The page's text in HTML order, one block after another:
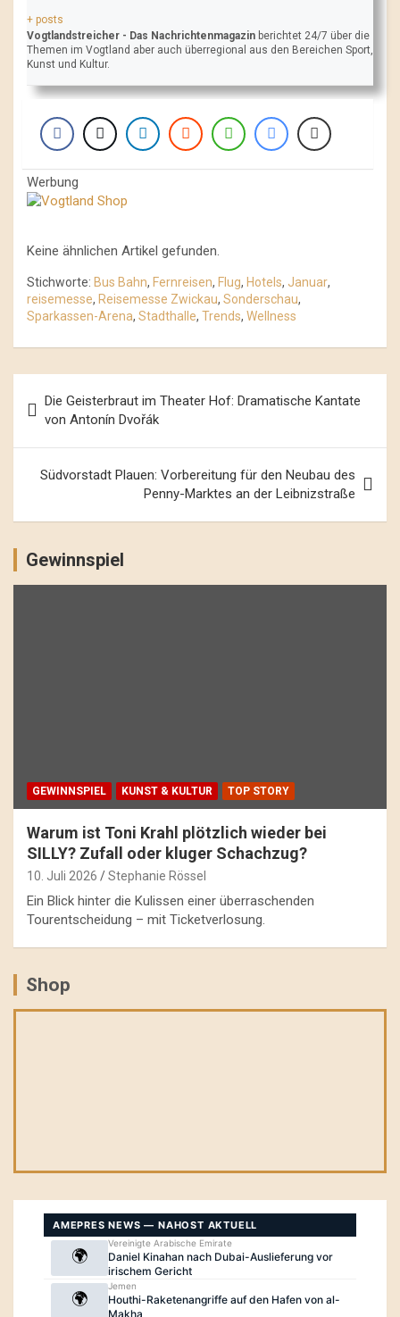
+ posts
Vogtlandstreicher - Das Nachrichtenmagazin berichtet 24/7 über die
Themen im Vogtland aber auch überregional aus den Bereichen Sport,
Kunst und Kultur.
Werbung
Keine ähnlichen Artikel gefunden.
Stichworte: Bus Bahn, Fernreisen, Flug, Hotels, Januar,
reisemesse, Reisemesse Zwickau, Sonderschau,
Sparkassen-Arena, Stadthalle, Trends, Wellness
Navigation
Die Geisterbraut im Theater Hof: Dramatische Kantate
von Antonín Dvořák
Südvorstadt Plauen: Vorbereitung für den Neubau des
Penny-Marktes an der Leibnizstraße
Gewinnspiel
GEWINNSPIEL KUNST & KULTUR TOP STORY
Warum ist Toni Krahl plötzlich wieder bei
SILLY? Zufall oder kluger Schachzug?
10. Juli 2026 Stephanie Rössel
Ein Blick hinter die Kulissen einer überraschenden
Tourentscheidung – mit Ticketverlosung.
Shop